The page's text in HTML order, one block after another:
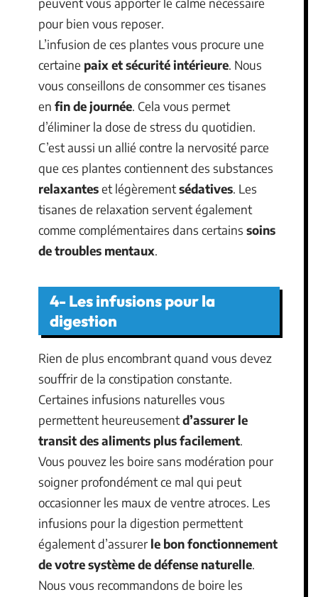
peuvent vous apporter le calme nécessaire
pour bien vous reposer.
L’infusion de ces plantes vous procure une
certaine paix et sécurité intérieure. Nous
vous conseillons de consommer ces tisanes
en fin de journée. Cela vous permet
d’éliminer la dose de stress du quotidien.
C’est aussi un allié contre la nervosité parce
que ces plantes contiennent des substances
relaxanteset légèrementsédatives. Les
tisanes de relaxation servent également
comme complémentaires dans certains soins
de troubles mentaux.
4- Les infusions pour la
digestion
Rien de plus encombrant quand vous devez
souffrir de la constipation constante.
Certaines infusions naturelles vous
permettent heureusementd’assurer le
transit des aliments plus facilement.
Vous pouvez les boire sans modération pour
soigner profondément ce mal qui peut
occasionner les maux de ventre atroces. Les
infusions pour la digestion permettent
également d’assurer le bon fonctionnement
de votre système de défense naturelle.
Nous vous recommandons de boire les